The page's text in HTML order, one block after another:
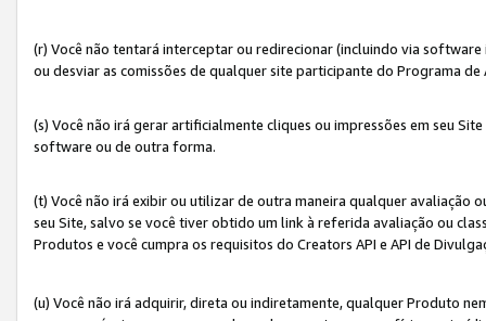
(r) Você não tentará interceptar ou redirecionar (incluindo via
ou desviar as comissões de qualquer site participante do Programa de
(s) Você não irá gerar artificialmente cliques ou impressões em seu
software ou de outra forma.
(t) Você não irá exibir ou utilizar de outra maneira qualquer avaliação
seu Site, salvo se você tiver obtido um link à referida avaliação ou
Produtos e você cumpra os requisitos do Creators API e API de
(u) Você não irá adquirir, direta ou indiretamente, qualquer Produto